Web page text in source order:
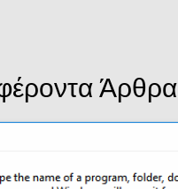
Άρθρα